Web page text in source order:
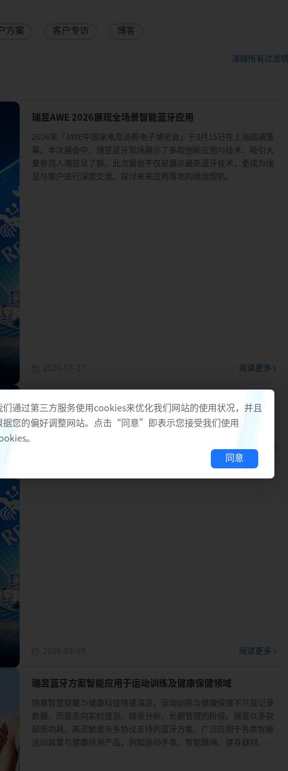
方案 客户专访 博客
清除所有过滤项
瑞昱AWE 2026展现全场景智能蓝牙应用
2026年「AWE中国家电及消费电子博览会」于3月15日在上海圆满落
幕。本次展会中，瑞昱蓝牙现场展示了多款创新应用与技术，吸引大
量参观人潮驻足了解。此次展会不仅是展示最新蓝牙技术，更成为瑞
昱与客户进行深度交流、探讨未来应用落地的绝佳契机。
阅读更多
瑞昱AWE中国家电及消费电子博览会展前预告
瑞昱半导体于2026年3月12日至14日，参加在上海新国际博览中心举
瑞昱展出多项蓝牙技术，除了蓝牙智能骑乘与UWB指向性遥控等解决
方案等，现场亦呈现完整的AIoT Matter生态系，包含采用瑞昱专有
阅读更多
瑞昱蓝牙方案智能应用于运动训练及健康保健领域
随着智慧穿戴与健康科技快速演进，运动训练与健康保健不只是记录
数据，而是走向实时感测、精准分析、长期管理的阶段。瑞昱以多款
超低功耗、高灵敏度与多协议支持的蓝牙方案，广泛应用于各类智能
运动装置与健康侦测产品，例如运动手表、智能跳绳、健身器材、智
们通过第三方服务使用cookies来优化我们网站的使用状况，并且
据您的偏好调整网站。点击“同意”即表示您接受我们使用
。
同意